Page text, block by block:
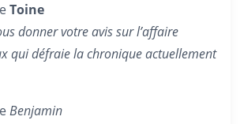
Toine
donner votre avis sur l’affaire
qui défraie la chronique actuellement
Benjamin